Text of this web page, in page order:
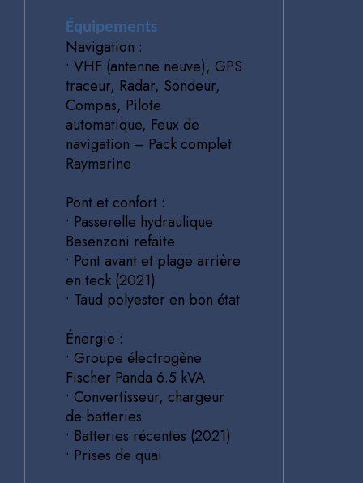
Équipements
Navigation :
• VHF (antenne neuve), GPS
traceur, Radar, Sondeur,
Compas, Pilote
automatique, Feux de
navigation – Pack complet
Raymarine
Pont et confort :
• Passerelle hydraulique
Besenzoni refaite
• Pont avant et plage arrière
en teck (2021)
• Taud polyester en bon état
Énergie :
• Groupe électrogène
Fischer Panda 6.5 kVA
• Convertisseur, chargeur
de batteries
• Batteries récentes (2021)
• Prises de quai